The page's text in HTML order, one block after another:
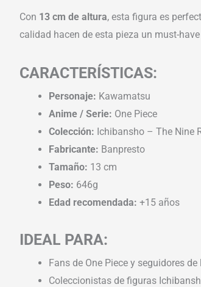
Con 13 cm de altura, esta figura es
calidad hacen de esta pieza un must-
CARACTERÍSTICAS:
Personaje: Kawamatsu
Anime / Serie: One Piece
Colección: Ichibansho – The Nine
Fabricante: Banpresto
Tamaño: 13 cm
Peso: 646g
Edad recomendada: +15 años
IDEAL PARA:
Fans de One Piece y seguidores
Coleccionistas de figuras